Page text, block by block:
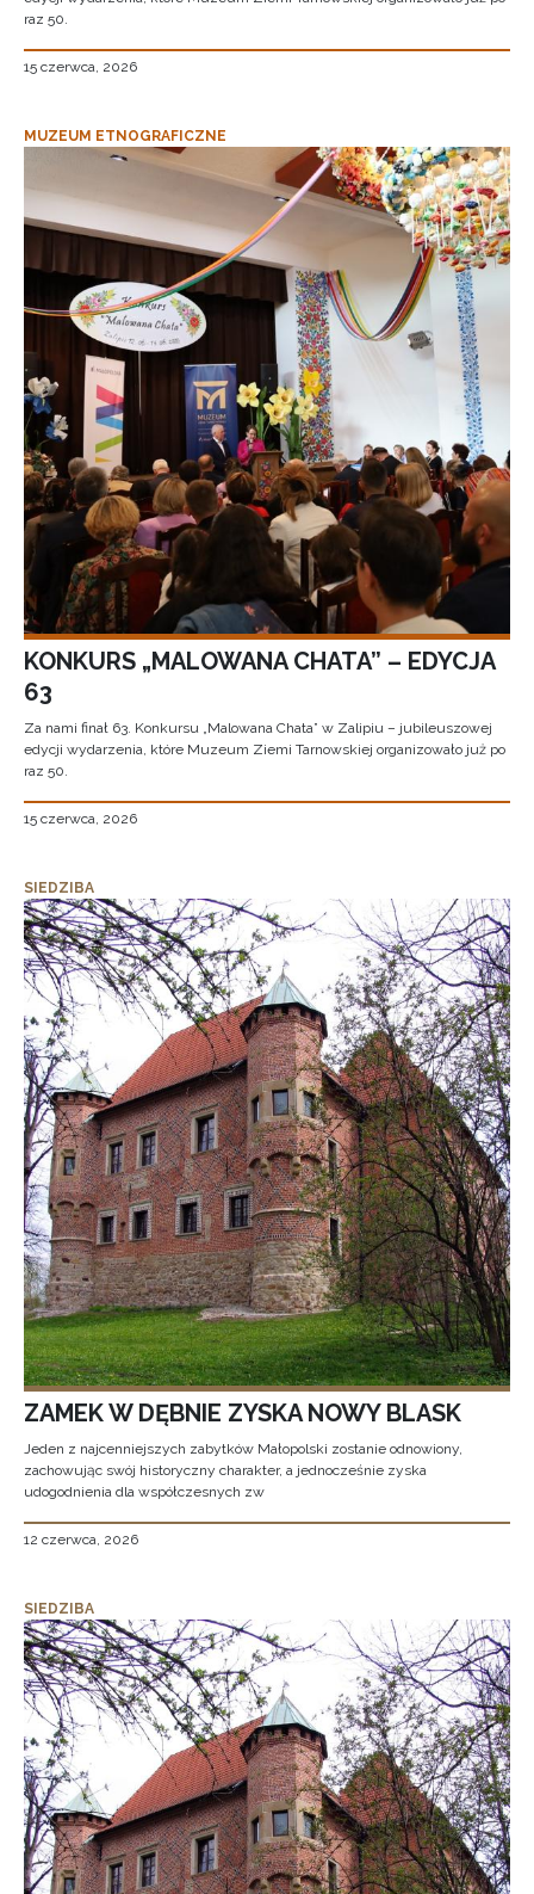
raz 50.
15 czerwca, 2026
MUZEUM ETNOGRAFICZNE
KONKURS „MALOWANA CHATA” – EDYCJA
63
Za nami finał 63. Konkursu „Malowana Chata” w Zalipiu – jubileuszowej
edycji wydarzenia, które Muzeum Ziemi Tarnowskiej organizowało już po
raz 50.
15 czerwca, 2026
SIEDZIBA
ZAMEK W DĘBNIE ZYSKA NOWY BLASK
Jeden z najcenniejszych zabytków Małopolski zostanie odnowiony,
zachowując swój historyczny charakter, a jednocześnie zyska
udogodnienia dla współczesnych zw
12 czerwca, 2026
SIEDZIBA